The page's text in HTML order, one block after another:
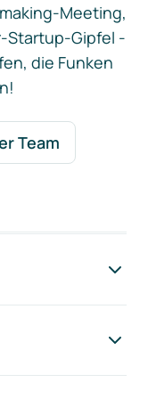
Meeting,
Startup-Gipfel -
die Funken
Team